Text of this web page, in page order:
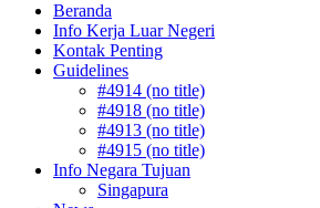
Beranda
Info Kerja Luar Negeri
Kontak Penting
Guidelines
#4914 (no title)
#4918 (no title)
#4913 (no title)
#4915 (no title)
Info Negara Tujuan
Singapura